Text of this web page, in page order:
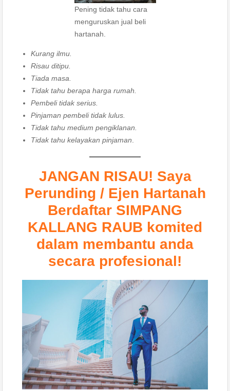
Pening tidak tahu cara
menguruskan jual beli
hartanah.
Kurang ilmu.
Risau ditipu.
Tiada masa.
Tidak tahu berapa harga rumah.
Pembeli tidak serius.
Pinjaman pembeli tidak lulus.
Tidak tahu medium pengiklanan.
Tidak tahu kelayakan pinjaman
JANGAN RISAU! Saya
Perunding / Ejen Hartanah
Berdaftar SIMPANG
KALLANG RAUB komited
dalam membantu anda
secara profesional!